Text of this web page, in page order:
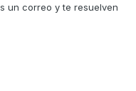
un correo y te resuelven